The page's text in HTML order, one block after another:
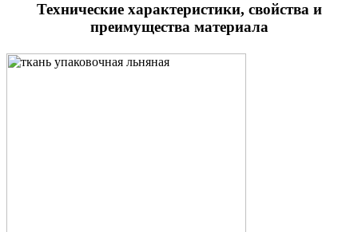
Технические характеристики, свойства и
преимущества материала